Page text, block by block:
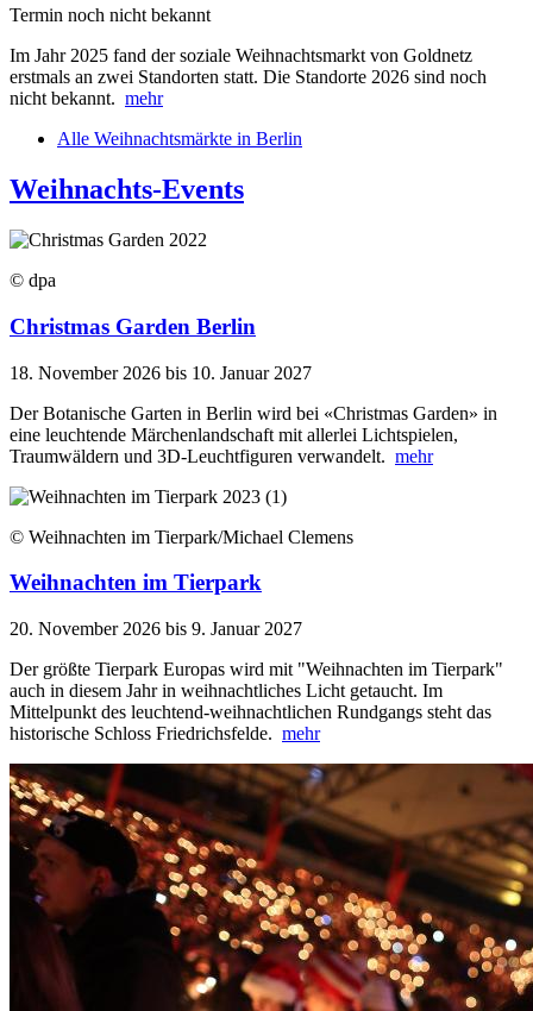
Termin noch nicht bekannt
Im Jahr 2025 fand der soziale Weihnachtsmarkt von Goldnetz
erstmals an zwei Standorten statt. Die Standorte 2026 sind noch
nicht bekannt. mehr
Alle Weihnachtsmärkte in Berlin
Weihnachts-Events
© dpa
Christmas Garden Berlin
18. November 2026 bis 10. Januar 2027
Der Botanische Garten in Berlin wird bei «Christmas Garden» in
eine leuchtende Märchenlandschaft mit allerlei Lichtspielen,
Traumwäldern und 3D-Leuchtfiguren verwandelt. mehr
© Weihnachten im Tierpark/Michael Clemens
Weihnachten im Tierpark
20. November 2026 bis 9. Januar 2027
Der größte Tierpark Europas wird mit "Weihnachten im Tierpark"
auch in diesem Jahr in weihnachtliches Licht getaucht. Im
Mittelpunkt des leuchtend-weihnachtlichen Rundgangs steht das
historische Schloss Friedrichsfelde. mehr